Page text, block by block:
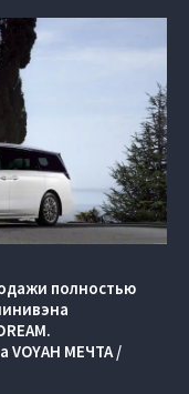
полностью
VOYAH МЕЧТА /